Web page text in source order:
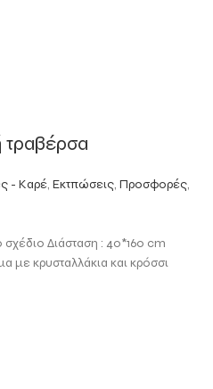
τραβέρσα
- Καρέ, Εκτπώσεις, Προσφορές,
Διάσταση : 40*160 cm
με κρυσταλλάκια και κρόσσι